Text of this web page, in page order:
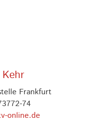
Frankfurt
74
online.de